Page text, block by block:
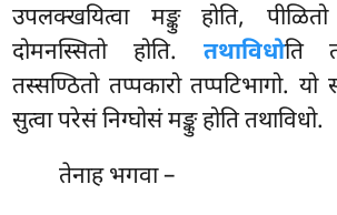
उपलक्खयित्वा मङ्कु होति, पीळितो
दोमनस्सितो होति. तथाविधोति
तस्सण्ठितो तप्पकारो तप्पटिभागो. यो
सुत्वा परेसं निग्घोसं मङ्कु होति तथाविधो.
तेनाह भगवा –